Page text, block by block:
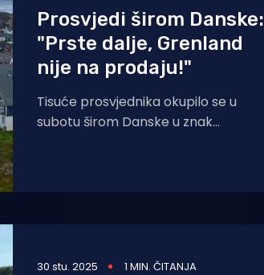
Prosvjedi širom Danske:
"Prste dalje, Grenland
nije na prodaju!"
Tisuće prosvjednika okupilo se u
subotu širom Danske u znak
30 stu. 2025 1 MIN. ČITANJA